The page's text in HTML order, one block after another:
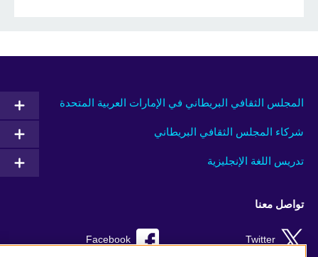
المجلس الثقافي البريطاني في الإمارات العربية المتحدة
شركاء المجلس الثقافي البريطاني
تدريس اللغة الإنجليزية
تواصل معنا
Facebook Twitter